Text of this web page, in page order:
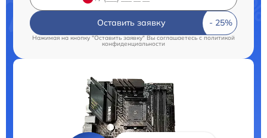
Оставить заявку
Нажимая на кнопку "Оставить заявку" Вы соглашаетесь c политикой
конфиденциальности